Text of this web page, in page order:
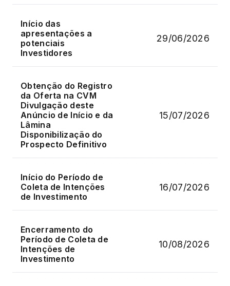
Início das
apresentações a
potenciais
Investidores
29/06/2026
Obtenção do Registro
da Oferta na CVM
Divulgação deste
Anúncio de Início e da
Lâmina
Disponibilização do
Prospecto Definitivo
15/07/2026
Início do Período de
Coleta de Intenções
de Investimento
16/07/2026
Encerramento do
Período de Coleta de
Intenções de
Investimento
10/08/2026